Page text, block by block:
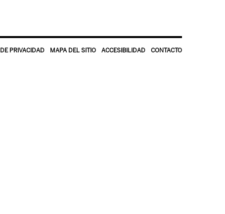
PRIVACIDAD MAPA DEL SITIO ACCESIBILIDAD CONTACTO